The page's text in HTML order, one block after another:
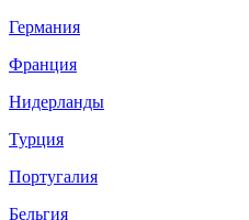
Германия
Франция
Нидерланды
Турция
Португалия
Бельгия